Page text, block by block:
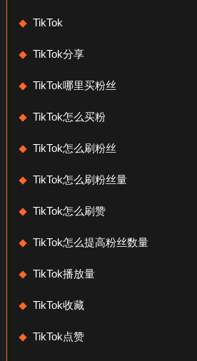
TikTok
TikTok分享
TikTok哪里买粉丝
TikTok怎么买粉
TikTok怎么刷粉丝
TikTok怎么刷粉丝量
TikTok怎么刷赞
TikTok怎么提高粉丝数量
TikTok播放量
TikTok收藏
TikTok点赞